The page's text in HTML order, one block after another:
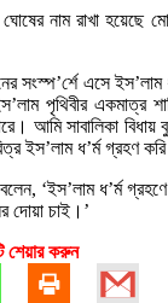
নাম রাখা হয়েছে
সংস্প’র্শে এসে ইস’লাম
পৃথিবীর একমাত্র
আমি সাবালিকা
ইস’লাম ধ’র্ম গ্রহণ
বলেন, ‘ইস’লাম ধ’র্ম
দোয়া চাই।’
শেয়ার করুন